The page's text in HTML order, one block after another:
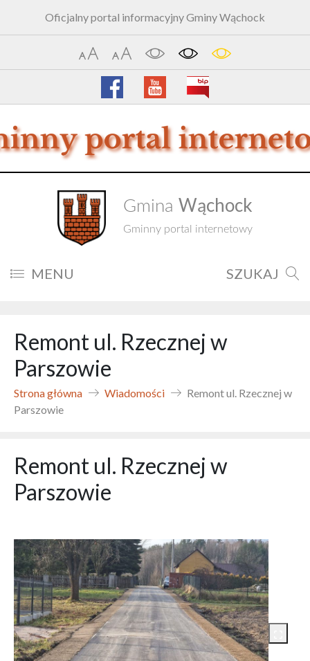
Oficjalny portal informacyjny Gminy Wąchock
Gmina Wąchock
Gminny portal internetowy
MENU SZUKAJ
Remont ul. Rzecznej w
Parszowie
Strona główna Wiadomości
Remont ul. Rzecznej w
Parszowie
Remont ul. Rzecznej w
Parszowie